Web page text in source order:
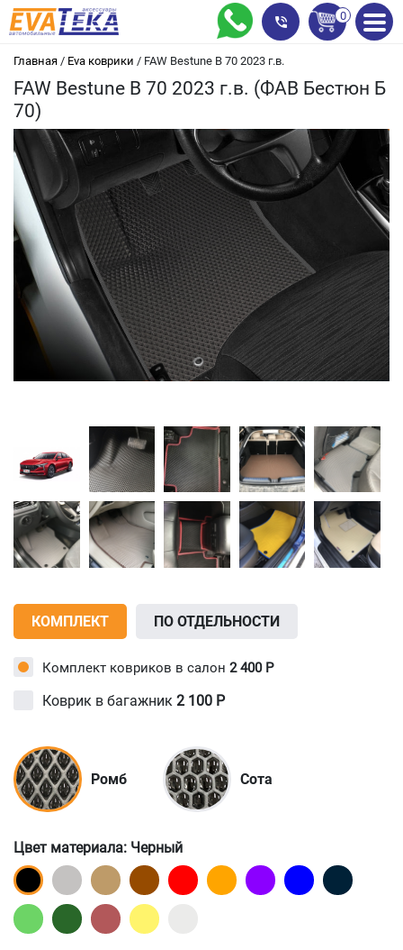
Главная / Eva коврики / FAW Bestune B 70 2023 г.в.
FAW Bestune B 70 2023 г.в. (ФАВ Бестюн Б
70)
КОМПЛЕКТ ПО ОТДЕЛЬНОСТИ
Комплект ковриков в салон 2 400 Р
Коврик в багажник 2 100 Р
Ромб Сота
Цвет материала: Черный
0